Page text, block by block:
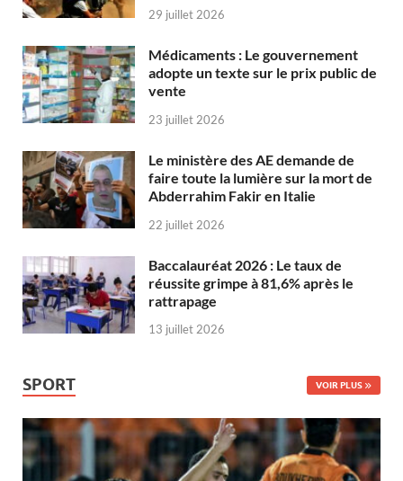
29 juillet 2026
Médicaments : Le gouvernement
adopte un texte sur le prix public de
vente
23 juillet 2026
Le ministère des AE demande de
faire toute la lumière sur la mort de
Abderrahim Fakir en Italie
22 juillet 2026
Baccalauréat 2026 : Le taux de
réussite grimpe à 81,6% après le
rattrapage
13 juillet 2026
SPORT VOIR PLUS